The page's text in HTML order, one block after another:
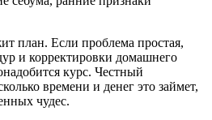
план. Если проблема простая,
и корректировки домашнего
курс. Честный
времени и денег это займет,
чудес.